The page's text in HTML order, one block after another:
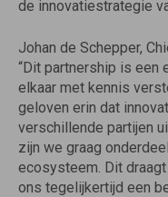
de innovatiestrategie
Johan de Schepper,
“Dit partnership is een
elkaar met kennis
geloven erin dat
verschillende partijen
zijn we graag
ecosysteem. Dit
ons tegelijkertijd een